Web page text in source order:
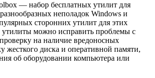
— набор бесплатных утилит для
неполадок Windows и
сторонних утилит для этих
можно исправить проблемы с
на наличие вредоносных
жесткого диска и оперативной памяти,
об оборудовании компьютера или